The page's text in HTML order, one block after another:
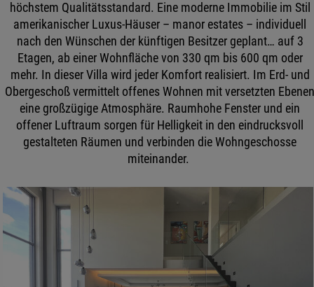
höchstem Qualitätsstandard. Eine moderne Immobilie im Stil
amerikanischer Luxus-Häuser – manor estates – individuell
nach den Wünschen der künftigen Besitzer geplant… auf 3
Etagen, ab einer Wohnfläche von 330 qm bis 600 qm oder
mehr. In dieser Villa wird jeder Komfort realisiert. Im Erd- und
Obergeschoß vermittelt offenes Wohnen mit versetzten
eine großzügige Atmosphäre. Raumhohe Fenster und ein
offener Luftraum sorgen für Helligkeit in den eindrucksvoll
gestalteten Räumen und verbinden die Wohngeschosse
miteinander.